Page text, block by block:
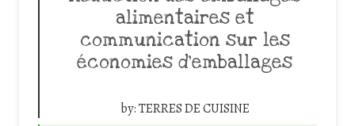
alimentaires et
communication sur les
économies d’emballages
by:TERRES DE CUISINE